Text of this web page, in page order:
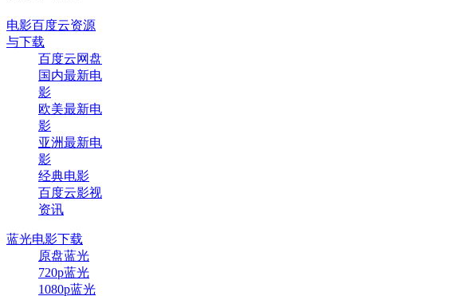
电影百度云资源
与下载
百度云网盘
国内最新电
影
欧美最新电
影
亚洲最新电
影
经典电影
百度云影视
资讯
蓝光电影下载
原盘蓝光
720p蓝光
1080p蓝光